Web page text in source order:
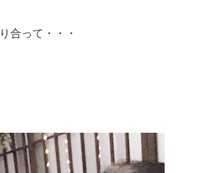
合って・・・